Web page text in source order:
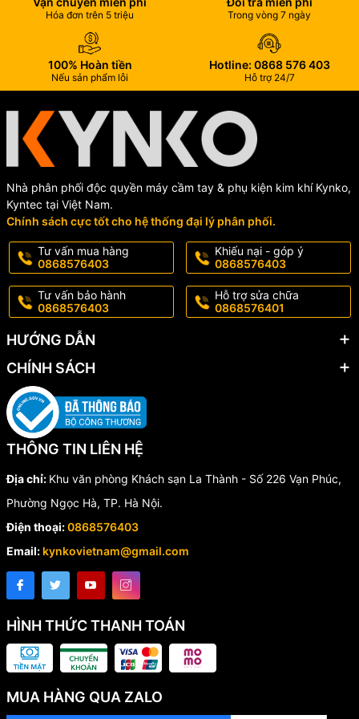
2.3. Chất liệu hợp kim cao cấp – sắc bén và bền bỉ
Thân mũi chế tạo từ hợp kim thép chịu lực, cho khả năng chống
biến dạng.
Đầu mũi gắn hạt kim cương nhân tạo siêu cứng, khoan xuyên
bê tông cốt thép dễ dàng.
Giữ độ sắc bén lâu dài, tiết kiệm chi phí thay thế.
Hóa đơn trên 5 triệu Trong vòng 7 ngày
100% Hoàn tiền
Nếu sản phẩm lỗi
Hotline: 0868 576 403
Hỗ trợ 24/7
Nhà phân phối độc quyền máy cầm tay & phụ kiện kim khí Kynko,
Kyntec tại Việt Nam.
Chính sách cực tốt cho hệ thống đại lý phân phối.
Tư vấn mua hàng
0868576403
Khiếu nại - góp ý
0868576403
Tư vấn bảo hành
0868576403
Hỗ trợ sửa chữa
0868576401
HƯỚNG DẪN
CHÍNH SÁCH
THÔNG TIN LIÊN HỆ
Địa chỉ: Khu văn phòng Khách sạn La Thành - Số 226 Vạn Phúc,
Phường Ngọc Hà, TP. Hà Nội.
Điện thoại:0868576403
Email: kynkovietnam@gmail.com
HÌNH THỨC THANH TOÁN
MUA HÀNG QUA ZALO